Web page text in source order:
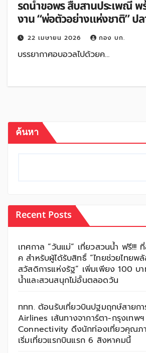
รดน้ำขอพร สืบสานประเพณี พ
งาน “พ่อตัวอย่างแห่งชาติ” ป
22 เมษายน 2026 กอง บก.
บรรยากาศอบอวลไปด้วยค…
ค้นหา
Recent Posts
เทศกาล “วันแม่” เที่ยวสวนน้ำ ฟรี!!!
ค สำหรับผู้ได้รับสิทธิ์ “ไทยช่วยไทยพ
สวัสดิการแห่งรัฐ” เพิ่มเพียง 100 บ
น้ำและสวนสนุกไม่อั้นตลอดวัน
ททท. ต้อนรับเที่ยวบินปฐมฤกษ์สายก
Airlines เส้นทางจาการ์ตา-กรุงเทพ
Connectivity ดึงนักท่องเที่ยวคุณภ
เริ่มเที่ยวแรกบินแรก 6 สิงหาคมนี้